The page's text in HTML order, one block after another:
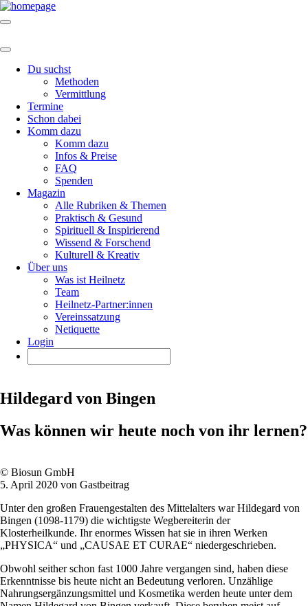
Du suchst
Methoden
Vermittlung
Termine
Schon dabei
Komm dazu
Komm dazu
Infos & Preise
FAQ
Spenden
Magazin
Alle Rubriken & Themen
Praktisch & Gesund
Spirituell & Inspirierend
Wissend & Forschend
Kulturell & Kreativ
Über uns
Was ist Heilnetz
Team
Heilnetz-Partner:innen
Vereinssatzung
Netiquette
Login
Hildegard von Bingen
Was können wir heute noch von ihr lernen?
© Biosun GmbH
5. April 2020 von Gastbeitrag
Unter den großen Frauengestalten des Mittelalters war Hildegard von
Bingen (1098-1179) die wichtigste Wegbereiterin der
Klosterheilkunde. Ihr enormes Wissen hat sie in ihren Werken
„PHYSICA“ und „CAUSAE ET CURAE“ niedergeschrieben.
Obwohl seither schon fast 1000 Jahre vergangen sind, haben diese
Erkenntnisse bis heute nicht an Bedeutung verloren. Unzählige
Nahrungsergänzungsmittel und Kosmetika werden heute unter dem